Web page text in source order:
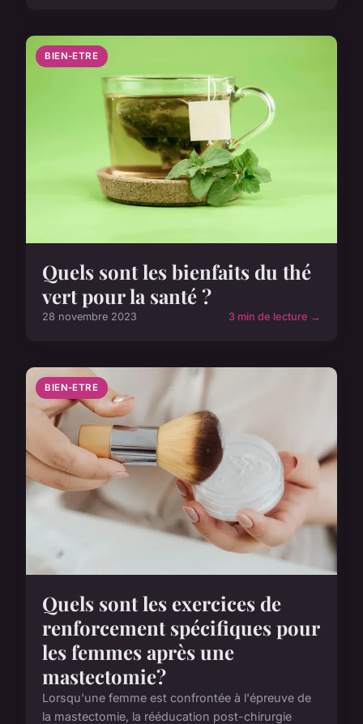
BIEN-ETRE
Quels sont les bienfaits du thé
vert pour la santé ?
28 novembre 2023 3 min de lecture →
BIEN-ETRE
Quels sont les exercices de
renforcement spécifiques pour
les femmes après une
mastectomie?
Lorsqu'une femme est confrontée à l'épreuve de
la mastectomie, la rééducation post-chirurgie